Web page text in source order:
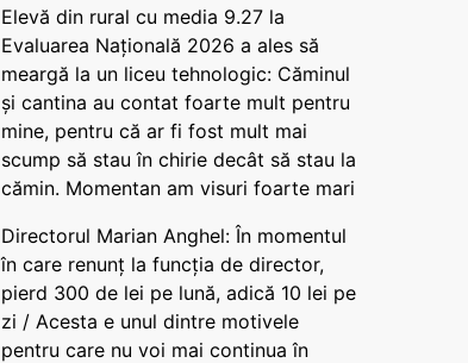
Elevă din rural cu media 9.27 la
Evaluarea Națională 2026 a ales să
meargă la un liceu tehnologic: Căminul
și cantina au contat foarte mult pentru
mine, pentru că ar fi fost mult mai
scump să stau în chirie decât să stau la
cămin. Momentan am visuri foarte mari
Directorul Marian Anghel: În momentul
în care renunț la funcția de director,
pierd 300 de lei pe lună, adică 10 lei pe
zi / Acesta e unul dintre motivele
pentru care nu voi mai continua în